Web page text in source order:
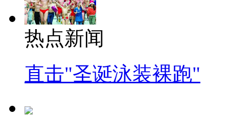
热点新闻
直击"圣诞泳装裸跑"